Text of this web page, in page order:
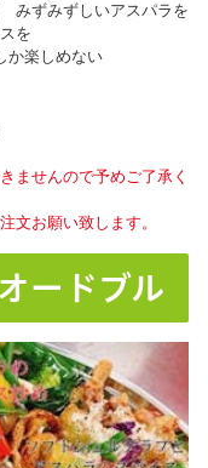
みずみずしいアスパラを
を
か楽しめない
ませんので予めご了承く
お願い致します。
ードブル